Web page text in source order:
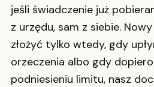
jeśli świadczenie już
z urzędu, sam z siebie.
złożyć tylko wtedy, gdy
orzeczenia albo gdy
podniesieniu limitu, nasz